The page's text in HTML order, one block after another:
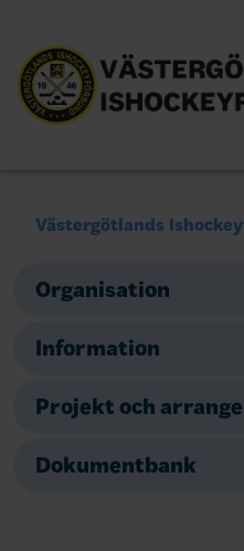
Västergötlands
Organisation
Information
Projekt och
Dokumentbank